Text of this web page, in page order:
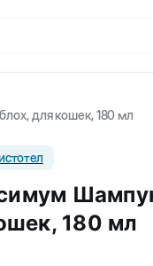
для кошек, 180 мл
180 мл